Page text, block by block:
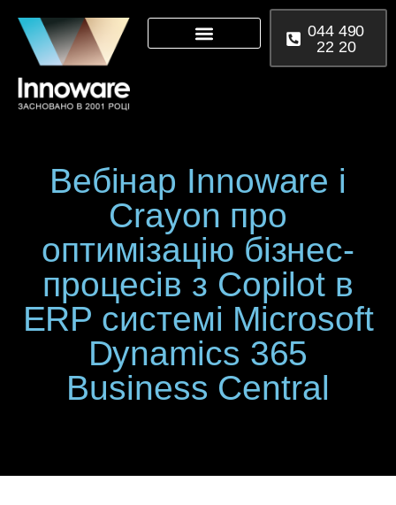
044 490
22 20
Вебінар Innoware і
Crayon про
оптимізацію бізнес-
процесів з Copilot в
ERP системі Microsoft
Dynamics 365
Business Central